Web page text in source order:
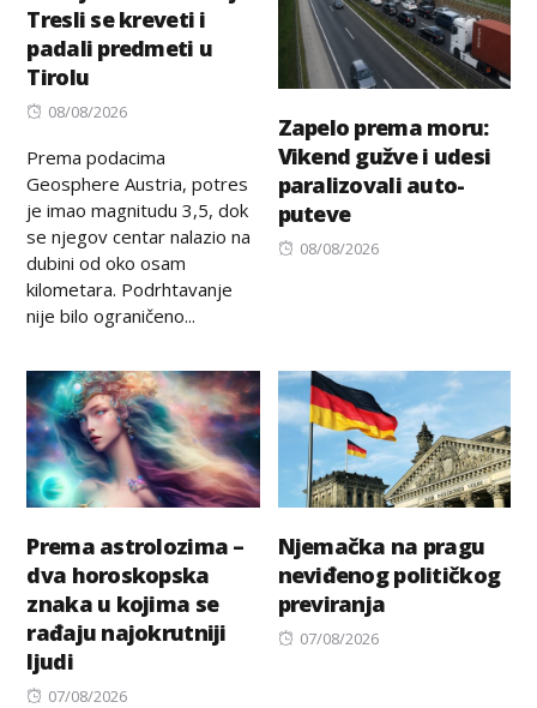
Tresli se kreveti i
padali predmeti u
Tirolu
Posted
08/08/2026
Prema podacima
Geosphere Austria, potres
je imao magnitudu 3,5, dok
se njegov centar nalazio na
dubini od oko osam
kilometara. Podrhtavanje
nije bilo ograničeno...
Zapelo prema moru:
Vikend gužve i udesi
paralizovali auto-
puteve
Posted
08/08/2026
Prema astrolozima –
dva horoskopska
znaka u kojima se
rađaju najokrutniji
ljudi
Posted
07/08/2026
Njemačka na pragu
neviđenog političkog
previranja
Posted
07/08/2026